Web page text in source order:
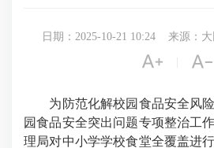
日期：2025-10-21 10:24 来源：
 
为防范化解校园食品安全风
园食品安全突出问题专项整治工
理局对中小学学校食堂全覆盖进